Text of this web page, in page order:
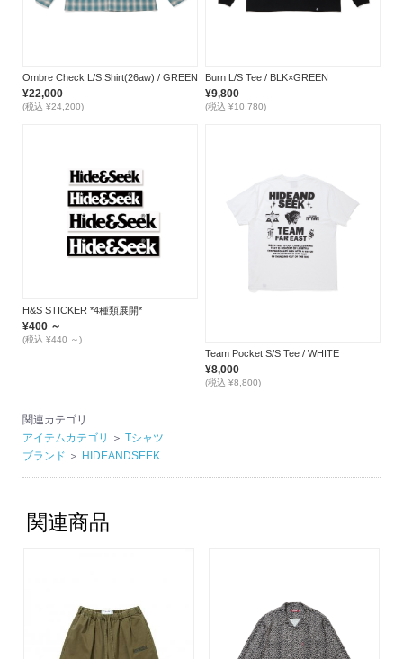
Ombre Check L/S Shirt(26aw) / GREEN
¥22,000
(税込 ¥24,200)
Burn L/S Tee / BLK×GREEN
¥9,800
(税込 ¥10,780)
H&S STICKER *4種類展開*
¥400 ～
(税込 ¥440 ～)
Team Pocket S/S Tee / WHITE
¥8,000
(税込 ¥8,800)
関連カテゴリ
アイテムカテゴリ
＞ Tシャツ
ブランド ＞ HIDEANDSEEK
関連商品